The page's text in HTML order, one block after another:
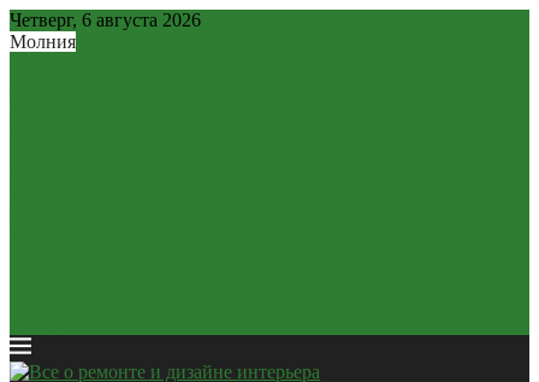
Четверг, 6 августа 2026
Молния